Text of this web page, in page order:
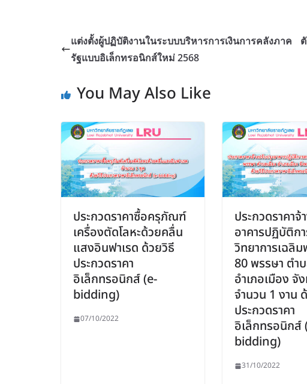
แต่งตั้งผู้ปฏิบัติงานในระบบบริหารการเงินการคลังภาค
รัฐแบบอิเล็กทรอนิกส์ใหม่ 2568
You May Also Like
ประกวดราคาซื้อครุภัณฑ์
เครื่องตัดโลหะด้วยคลื่น
แสงอินฟาเรด ด้วยวิธี
ประกวดราคา
อิเล็กทรอนิกส์ (e-
bidding)
07/10/2022
ประกวดราคา
อาคารปฏิบัติก
วิทยาการเฉลิ
80 พรรษา ตำ
อำเภอเมือง จั
จำนวน 1 งาน
ประกวดราคา
อิเล็กทรอนิกส์
bidding)
31/10/2022